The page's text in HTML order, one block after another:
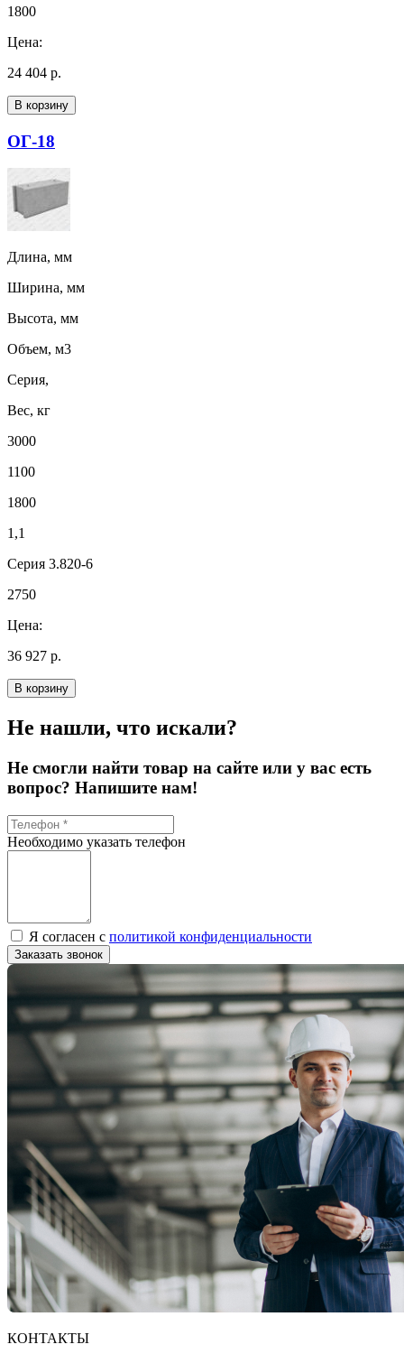
1800
Цена:
24 404 р.
В корзину
ОГ-18
Длина, мм
Ширина, мм
Высота, мм
Объем, м3
Серия,
Вес, кг
3000
1100
1800
1,1
Серия 3.820-6
2750
Цена:
36 927 р.
В корзину
Не нашли, что искали?
Не смогли найти товар на сайте или у вас есть
вопрос? Напишите нам!
Необходимо указать телефон
Я согласен с политикой конфиденциальности
Заказать звонок
КОНТАКТЫ